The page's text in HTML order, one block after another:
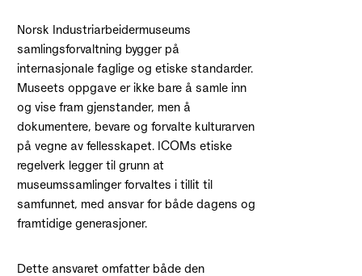
Norsk Industriarbeidermuseums
samlingsforvaltning bygger på
internasjonale faglige og etiske standarder.
Museets oppgave er ikke bare å samle inn
og vise fram gjenstander, men å
dokumentere, bevare og forvalte kulturarven
på vegne av fellesskapet. ICOMs etiske
regelverk legger til grunn at
museumssamlinger forvaltes i tillit til
samfunnet, med ansvar for både dagens og
framtidige generasjoner.
Dette ansvaret omfatter både den